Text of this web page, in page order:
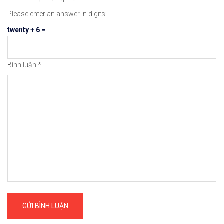
#icmarkets #exness #taichinh #dautu #chungkhoan
Please enter an answer in digits:
twenty + 6 =
Bình luận *